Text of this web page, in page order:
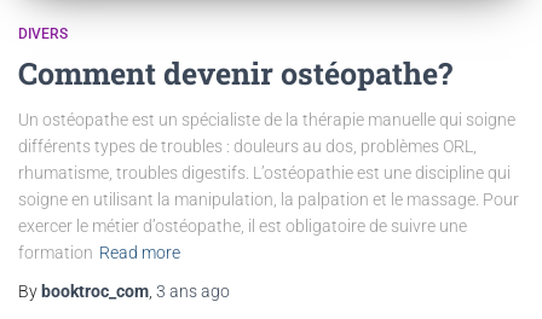
DIVERS
Comment devenir ostéopathe?
Un ostéopathe est un spécialiste de la thérapie manuelle qui soigne
différents types de troubles : douleurs au dos, problèmes ORL,
rhumatisme, troubles digestifs. L’ostéopathie est une discipline qui
soigne en utilisant la manipulation, la palpation et le massage. Pour
exercer le métier d’ostéopathe, il est obligatoire de suivre une
formation Read more
By booktroc_com, 3 ansago